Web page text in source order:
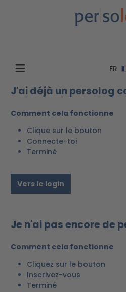
Passer au contenu principal
FR
J'ai déjà un persolog
Comment cela fonctionne
Clique sur le bouton
Connecte-toi
Terminé
Vers le login
Je n'ai pas encore de
Comment cela fonctionne
Cliquez sur le bouton
Inscrivez-vous
Terminé